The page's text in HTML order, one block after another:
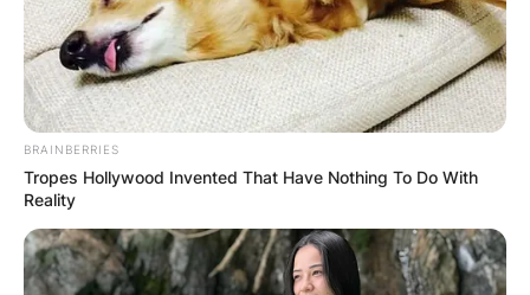
BRAINBERRIES
Tropes Hollywood Invented That Have Nothing To Do With
Reality